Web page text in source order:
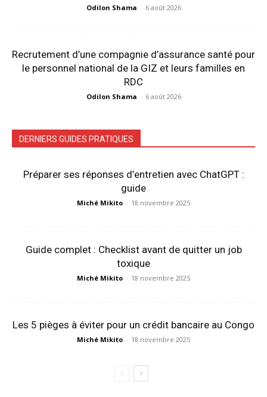
Odilon Shama - 6 août 2026
Recrutement d’une compagnie d’assurance santé pour
le personnel national de la GIZ et leurs familles en
RDC
Odilon Shama - 6 août 2026
DERNIERS GUIDES PRATIQUES
Préparer ses réponses d’entretien avec ChatGPT :
guide
Miché Mikito - 18 novembre 2025
Guide complet : Checklist avant de quitter un job
toxique
Miché Mikito - 18 novembre 2025
Les 5 pièges à éviter pour un crédit bancaire au Congo
Miché Mikito - 18 novembre 2025